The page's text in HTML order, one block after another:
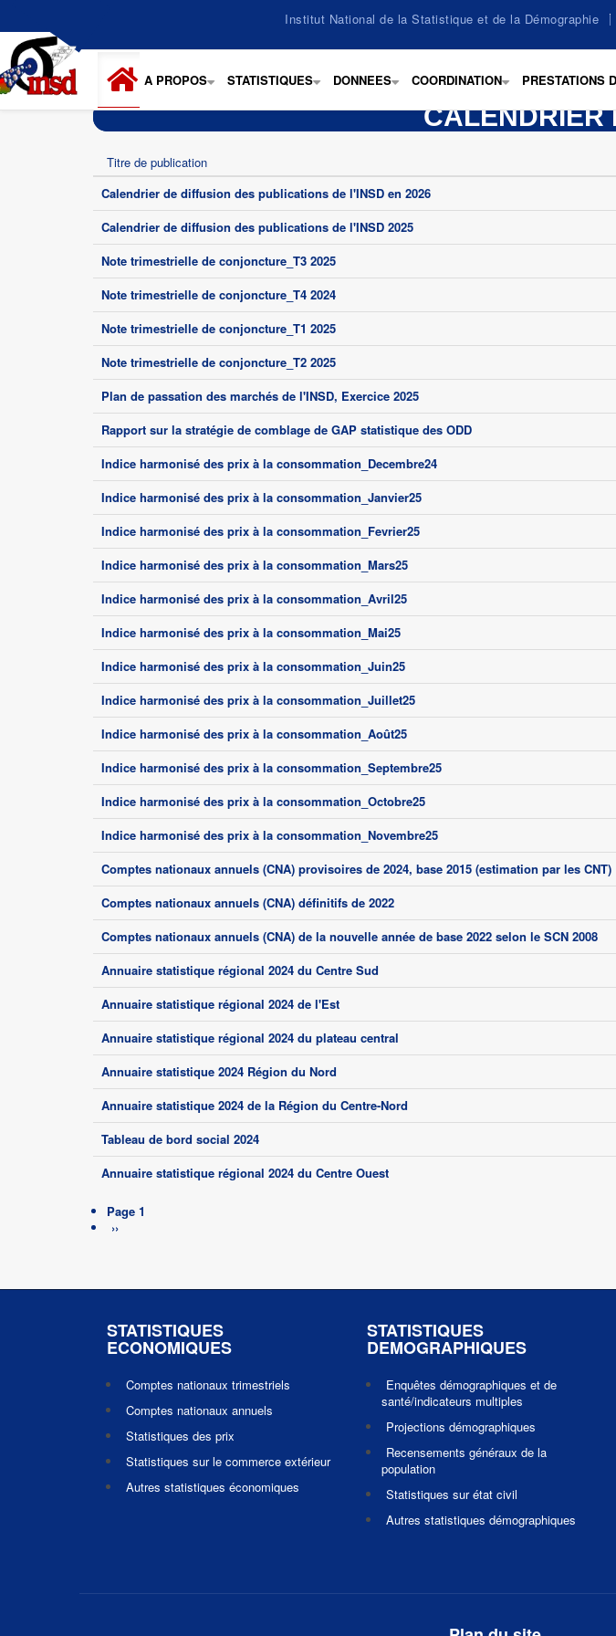
contenu
principal
Institut National de la Statistique et de la Démographie
+
A PROPOS
+
STATISTIQUES
+
DONNEES
+
COORDINATION PRESTATIONS
CALENDRIER
Titre de publication
Calendrier de diffusion des publications de l'INSD en 2026
Calendrier de diffusion des publications de l'INSD 2025
Note trimestrielle de conjoncture_T3 2025
Note trimestrielle de conjoncture_T4 2024
Note trimestrielle de conjoncture_T1 2025
Note trimestrielle de conjoncture_T2 2025
Plan de passation des marchés de l'INSD, Exercice 2025
Rapport sur la stratégie de comblage de GAP statistique des ODD
Indice harmonisé des prix à la consommation_Decembre24
Indice harmonisé des prix à la consommation_Janvier25
Indice harmonisé des prix à la consommation_Fevrier25
Indice harmonisé des prix à la consommation_Mars25
Indice harmonisé des prix à la consommation_Avril25
Indice harmonisé des prix à la consommation_Mai25
Indice harmonisé des prix à la consommation_Juin25
Indice harmonisé des prix à la consommation_Juillet25
Indice harmonisé des prix à la consommation_Août25
Indice harmonisé des prix à la consommation_Septembre25
Indice harmonisé des prix à la consommation_Octobre25
Indice harmonisé des prix à la consommation_Novembre25
Comptes nationaux annuels (CNA) provisoires de 2024, base 2015 (estimation par les CNT)
Comptes nationaux annuels (CNA) définitifs de 2022
Comptes nationaux annuels (CNA) de la nouvelle année de base 2022 selon le SCN 2008
Annuaire statistique régional 2024 du Centre Sud
Annuaire statistique régional 2024 de l'Est
Annuaire statistique régional 2024 du plateau central
Annuaire statistique 2024 Région du Nord
Annuaire statistique 2024 de la Région du Centre-Nord
Tableau de bord social 2024
Annuaire statistique régional 2024 du Centre Ouest
Pagination
Page 1
Page
››
STATISTIQUES
ECONOMIQUES
Comptes nationaux trimestriels
Comptes nationaux annuels
Statistiques des prix
Statistiques sur le commerce extérieur
Autres statistiques économiques
STATISTIQUES
DEMOGRAPHIQUES
Enquêtes démographiques et de
santé/indicateurs multiples
Projections démographiques
Recensements généraux de la
population
Statistiques sur état civil
Autres statistiques démographiques